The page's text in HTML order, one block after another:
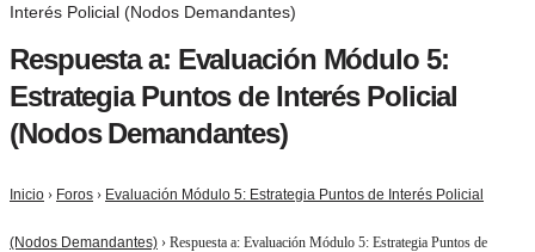
Interés Policial (Nodos Demandantes)
Respuesta a: Evaluación Módulo 5:
Estrategia Puntos de Interés Policial
(Nodos Demandantes)
Inicio › Foros › Evaluación Módulo 5: Estrategia Puntos de Interés Policial
(Nodos Demandantes) › Respuesta a: Evaluación Módulo 5: Estrategia Puntos de